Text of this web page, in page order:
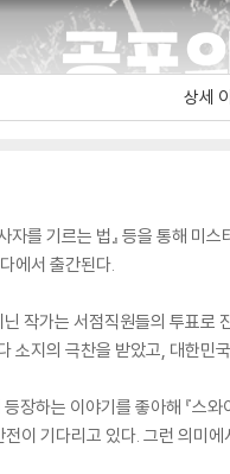
상세
사자를 기르는 법』 등을 통해
에서 출간된다.
작가는 서점직원들의 투표
소지의 극찬을 받았고, 대한민
장하는 이야기를 좋아해 『스
이 기다리고 있다. 그런 의미